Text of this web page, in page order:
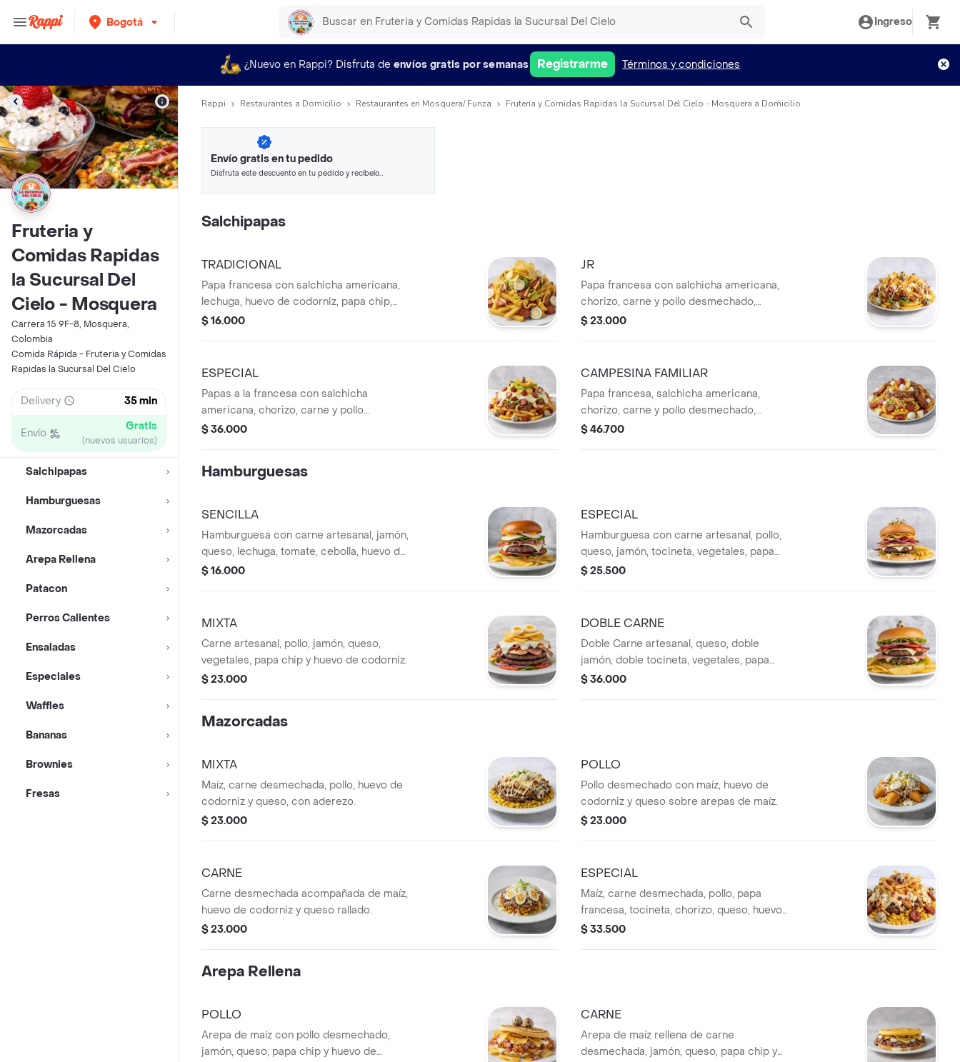
Bogotá Ingreso
¿Nuevo en Rappi? Disfruta de envíos gratis por semanas Registrarme Términos y condiciones
Fruteria y
Comidas Rapidas
la Sucursal Del
Cielo - Mosquera
Carrera 15 9F-8, Mosquera,
Colombia
Comida Rápida - Fruteria y Comidas
Rapidas la Sucursal Del Cielo
Delivery 35 min
Envío Gratis
(nuevos usuarios)
Salchipapas
Hamburguesas
Mazorcadas
Arepa Rellena
Patacon
Perros Calientes
Ensaladas
Especiales
Waffles
Bananas
Brownies
Fresas
Rappi Restaurantes a Domicilio Restaurantes en Mosquera/ Funza Fruteria y Comidas Rapidas la Sucursal Del Cielo - Mosquera a Domicilio
Envío gratis en tu pedido
Disfruta este descuento en tu pedido y recíbelo
Salchipapas
TRADICIONAL
Papa francesa con salchicha americana,
lechuga, huevo de codorniz, papa chip,
queso y salsa.
$ 16.000
JR
Papa francesa con salchicha americana,
chorizo, carne y pollo desmechado,
lechuga, papa chip, huevo de codorniz y
$ 23.000
ESPECIAL
Papas a la francesa con salchicha
americana, chorizo, carne y pollo
desmechado, lechuga, papas chip, huevo
$ 36.000
CAMPESINA FAMILIAR
Papa francesa, salchicha americana,
chorizo, carne y pollo desmechado,
costillita de cerdo, maíz tierno, lechuga,
$ 46.700
Hamburguesas
SENCILLA
Hamburguesa con carne artesanal, jamón,
queso, lechuga, tomate, cebolla, huevo de
codorniz y papas chips.
$ 16.000
ESPECIAL
Hamburguesa con carne artesanal, pollo,
queso, jamón, tocineta, vegetales, papa
chip y huevo de codorniz.
$ 25.500
MIXTA
Carne artesanal, pollo, jamón, queso,
vegetales, papa chip y huevo de codorniz.
$ 23.000
DOBLE CARNE
Doble Carne artesanal, queso, doble
jamón, doble tocineta, vegetales, papa
chip, huevo de codorniz.
$ 36.000
Mazorcadas
MIXTA
Maíz, carne desmechada, pollo, huevo de
codorniz y queso, con aderezo.
$ 23.000
POLLO
Pollo desmechado con maíz, huevo de
codorniz y queso sobre arepas de maíz.
$ 23.000
CARNE
Carne desmechada acompañada de maíz,
huevo de codorniz y queso rallado.
$ 23.000
ESPECIAL
Maíz, carne desmechada, pollo, papa
francesa, tocineta, chorizo, queso, huevo
de codorniz.
$ 33.500
Arepa Rellena
POLLO
Arepa de maíz con pollo desmechado,
jamón, queso, papa chip y huevo de
CARNE
Arepa de maíz rellena de carne
desmechada, jamón, queso, papa chip y